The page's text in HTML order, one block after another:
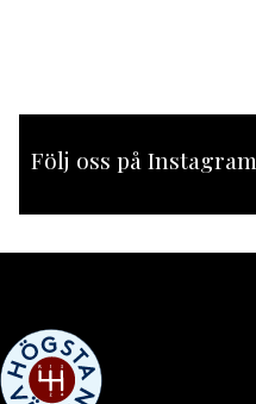
Följ oss på Instagram